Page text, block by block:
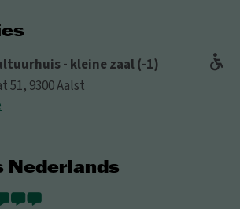
- kleine zaal (-1)
51, 9300 Aalst
Nederlands